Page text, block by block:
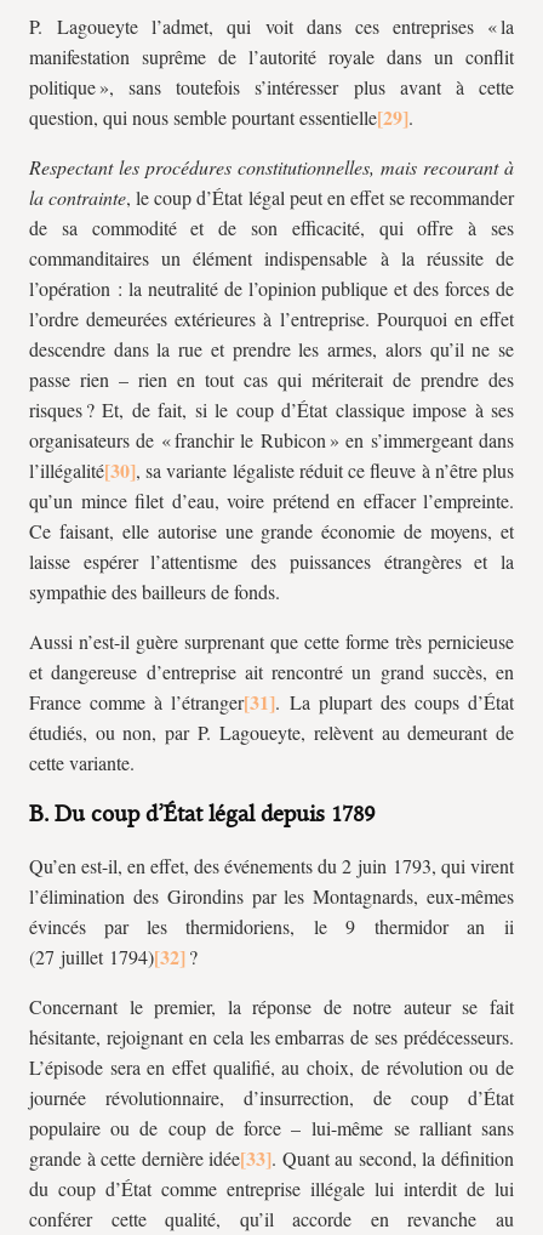
P. Lagoueyte l’admet, qui voit dans ces entreprises « la
manifestation suprême de l’autorité royale dans un conflit
politique », sans toutefois s’intéresser plus avant à cette
question, qui nous semble pourtant essentielle
.
Respectant les procédures constitutionnelles, mais recourant à
la contrainte, le coup d’État légal peut en effet se recommander
de sa commodité et de son efficacité, qui offre à ses
commanditaires un élément indispensable à la réussite de
l’opération : la neutralité de l’opinion publique et des forces de
l’ordre demeurées extérieures à l’entreprise. Pourquoi en effet
descendre dans la rue et prendre les armes, alors qu’il ne se
passe rien – rien en tout cas qui mériterait de prendre des
risques ? Et, de fait, si le coup d’État classique impose à ses
organisateurs de « franchir le Rubicon » en s’immergeant dans
l’illégalité
, sa variante légaliste réduit ce fleuve à n’être plus
qu’un mince filet d’eau, voire prétend en effacer l’empreinte.
Ce faisant, elle autorise une grande économie de moyens, et
laisse espérer l’attentisme des puissances étrangères et la
sympathie des bailleurs de fonds.
Aussi n’est-il guère surprenant que cette forme très pernicieuse
et dangereuse d’entreprise ait rencontré un grand succès, en
France comme à l’étranger
. La plupart des coups d’État
étudiés, ou non, par P. Lagoueyte, relèvent au demeurant de
cette variante.
B. Du coup d’État légal depuis 1789
Qu’en est-il, en effet, des événements du 2 juin 1793, qui virent
l’élimination des Girondins par les Montagnards, eux-mêmes
évincés par les thermidoriens, le 9 thermidor an ii
(27 juillet 1794)
?
Concernant le premier, la réponse de notre auteur se fait
hésitante, rejoignant en cela les embarras de ses prédécesseurs.
L’épisode sera en effet qualifié, au choix, de révolution ou de
journée révolutionnaire, d’insurrection, de coup d’État
populaire ou de coup de force – lui-même se ralliant sans
grande à cette dernière idée
. Quant au second, la définition
du coup d’État comme entreprise illégale lui interdit de lui
conférer cette qualité, qu’il accorde en revanche au